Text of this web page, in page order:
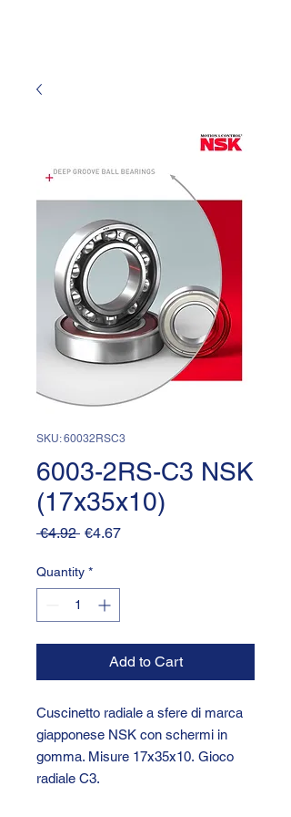
SKU: 60032RSC3
6003-2RS-C3 NSK
(17x35x10)
€4.92 Regular
€4.67Sale
Quantity *
Add to Cart
Cuscinetto radiale a sfere di marca
giapponese NSK con schermi in
gomma. Misure 17x35x10. Gioco
radiale C3.